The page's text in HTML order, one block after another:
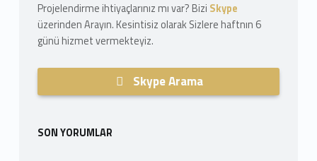
Projelendirme ihtiyaçlarınız mı var? Bizi Skype
üzerinden Arayın. Kesintisiz olarak Sizlere haftnın 6
günü hizmet vermekteyiz.
Skype Arama
SON YORUMLAR